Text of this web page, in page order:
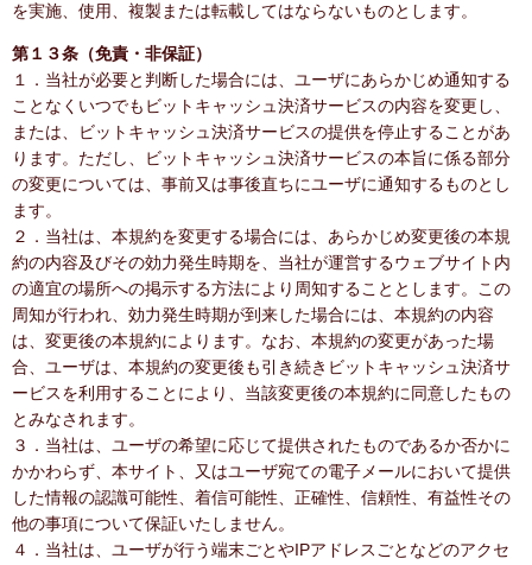
を実施、使用、複製または転載してはならないものとします。
第１３条（免責・非保証）
１．当社が必要と判断した場合には、ユーザにあらかじめ通知する
ことなくいつでもビットキャッシュ決済サービスの内容を変更し、
または、ビットキャッシュ決済サービスの提供を停止することがあ
ります。ただし、ビットキャッシュ決済サービスの本旨に係る部分
の変更については、事前又は事後直ちにユーザに通知するものとし
ます。
２．当社は、本規約を変更する場合には、あらかじめ変更後の本規
約の内容及びその効力発生時期を、当社が運営するウェブサイト内
の適宜の場所への掲示する方法により周知することとします。この
周知が行われ、効力発生時期が到来した場合には、本規約の内容
は、変更後の本規約によります。なお、本規約の変更があった場
合、ユーザは、本規約の変更後も引き続きビットキャッシュ決済サ
ービスを利用することにより、当該変更後の本規約に同意したもの
とみなされます。
３．当社は、ユーザの希望に応じて提供されたものであるか否かに
かかわらず、本サイト、又はユーザ宛ての電子メールにおいて提供
した情報の認識可能性、着信可能性、正確性、信頼性、有益性その
他の事項について保証いたしません。
４．当社は、ユーザが行う端末ごとやIPアドレスごとなどのアクセ